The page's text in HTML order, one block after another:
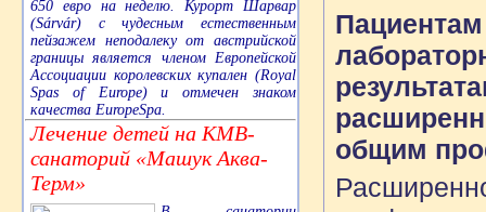
650 евро на неделю. Курорт Шарвар
(Sárvár) с чудесным естественным
пейзажем неподалеку от австрийской
границы является членом Европейской
Ассоциации королевских купален (Royal
Spas of Europe) и отмечен знаком
качества EuropeSpa.
Лечение детей на КМВ-
санаторий «Машук Аква-
Терм»
общим